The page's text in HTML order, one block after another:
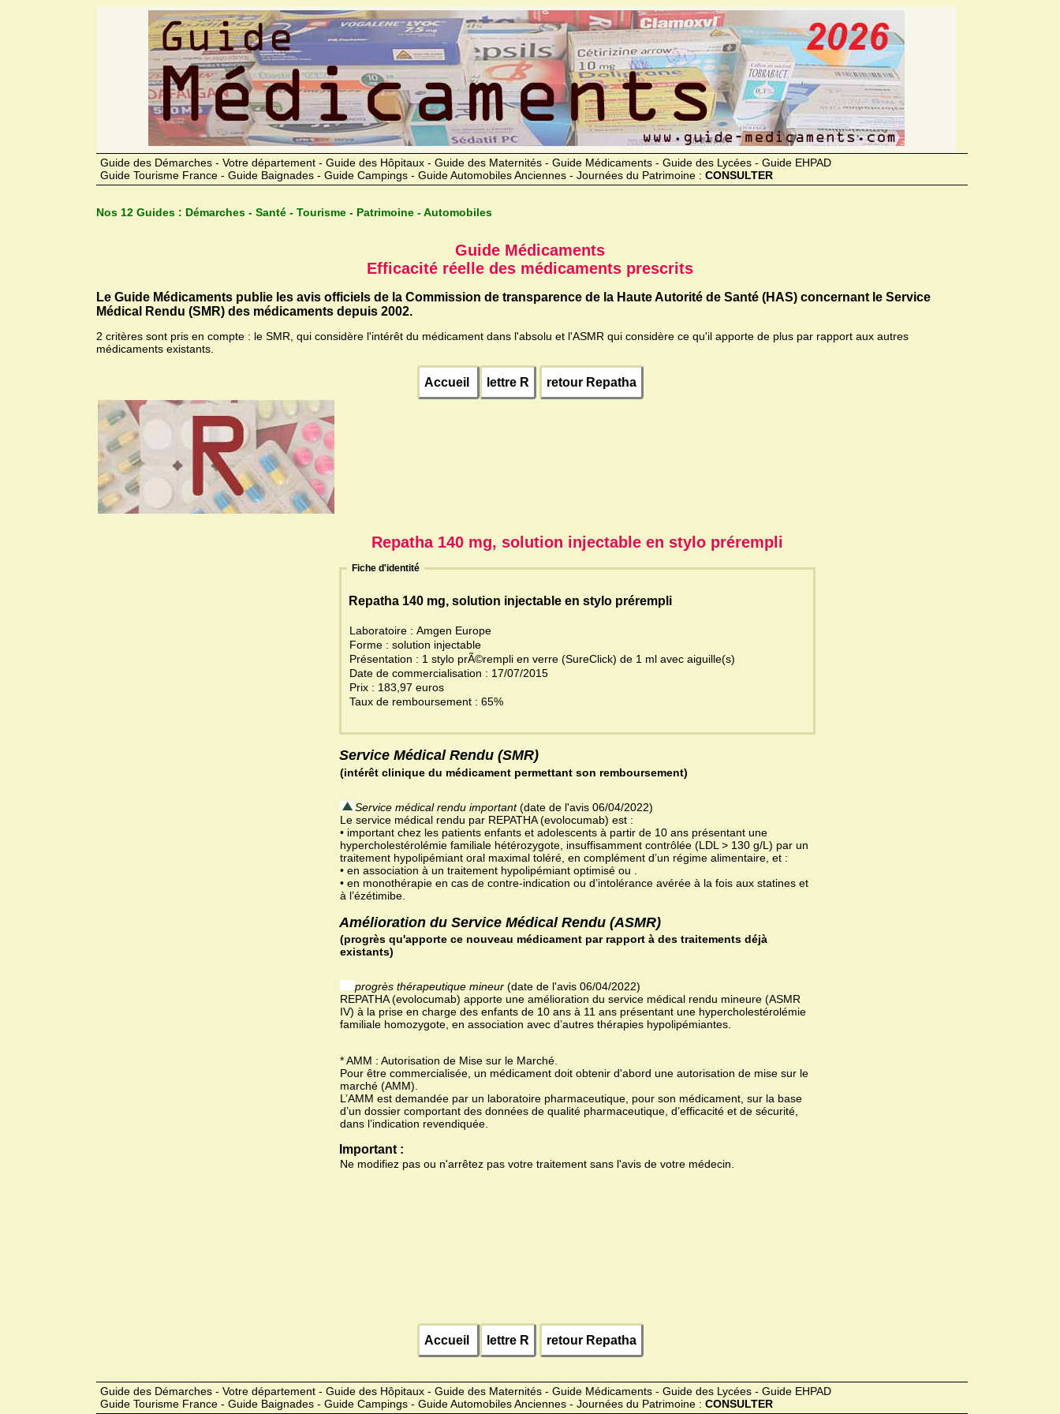
Guide des Démarches - Votre département - Guide des Hôpitaux - Guide des Maternités - Guide Médicaments - Guide des Lycées - Guide EHPAD
Guide Tourisme France - Guide Baignades - Guide Campings - Guide Automobiles Anciennes - Journées du Patrimoine : CONSULTER
Nos 12 Guides : Démarches - Santé - Tourisme - Patrimoine - Automobiles
Guide Médicaments
Efficacité réelle des médicaments prescrits
Le Guide Médicaments publie les avis officiels de la Commission de transparence de la Haute Autorité de Santé (HAS) concernant le Service
Médical Rendu (SMR) des médicaments depuis 2002.
2 critères sont pris en compte : le SMR, qui considère l'intérêt du médicament dans l'absolu et l'ASMR qui considère ce qu'il apporte de plus par rapport aux autres
médicaments existants.
Accueil lettre R retour Repatha
Repatha 140 mg, solution injectable en stylo prérempli
Fiche d'identité
Repatha 140 mg, solution injectable en stylo prérempli
Laboratoire : Amgen Europe
Forme : solution injectable
Présentation : 1 stylo prÃ©rempli en verre (SureClick) de 1 ml avec aiguille(s)
Date de commercialisation : 17/07/2015
Prix : 183,97 euros
Taux de remboursement : 65%
Service Médical Rendu (SMR)
(intérêt clinique du médicament permettant son remboursement)
Service médical rendu important(date de l'avis 06/04/2022)
Le service médical rendu par REPATHA (evolocumab) est :
• important chez les patients enfants et adolescents à partir de 10 ans présentant une
hypercholestérolémie familiale hétérozygote, insuffisamment contrôlée (LDL > 130 g/L) par un
traitement hypolipémiant oral maximal toléré, en complément d’un régime alimentaire, et :
• en association à un traitement hypolipémiant optimisé ou .
• en monothérapie en cas de contre-indication ou d’intolérance avérée à la fois aux statines et
à l’ézétimibe.
Amélioration du Service Médical Rendu (ASMR)
(progrès qu'apporte ce nouveau médicament par rapport à des traitements déjà
existants)
progrès thérapeutique mineur (date de l'avis 06/04/2022)
REPATHA (evolocumab) apporte une amélioration du service médical rendu mineure (ASMR
IV) à la prise en charge des enfants de 10 ans à 11 ans présentant une hypercholestérolémie
familiale homozygote, en association avec d’autres thérapies hypolipémiantes.
* AMM : Autorisation de Mise sur le Marché.
Pour être commercialisée, un médicament doit obtenir d'abord une autorisation de mise sur le
marché (AMM).
L’AMM est demandée par un laboratoire pharmaceutique, pour son médicament, sur la base
d’un dossier comportant des données de qualité pharmaceutique, d’efficacité et de sécurité,
dans l’indication revendiquée.
Important :
Ne modifiez pas ou n'arrêtez pas votre traitement sans l'avis de votre médecin.
Accueil lettre R retour Repatha
Guide des Démarches - Votre département - Guide des Hôpitaux - Guide des Maternités - Guide Médicaments - Guide des Lycées - Guide EHPAD
Guide Tourisme France - Guide Baignades - Guide Campings - Guide Automobiles Anciennes - Journées du Patrimoine : CONSULTER